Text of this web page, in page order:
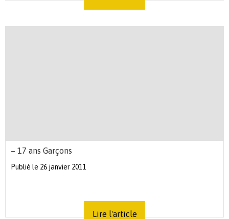
– 17 ans Garçons
Publié le 26 janvier 2011
Lire l'article